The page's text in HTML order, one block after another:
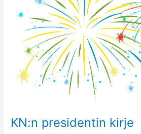
KN:n presidentin kirje